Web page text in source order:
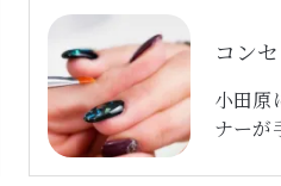
コン
小田原
ナーが